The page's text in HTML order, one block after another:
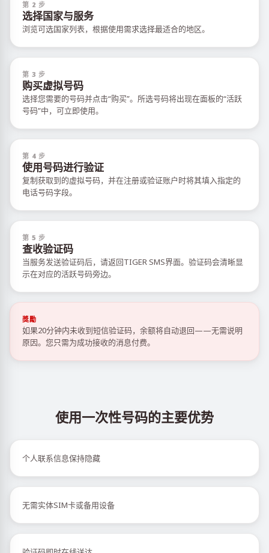
第 2 步
选择国家与服务
浏览可选国家列表，根据使用需求选择最适合的地区。
第 3 步
购买虚拟号码
选择您需要的号码并点击“购买”。所选号码将出现在面板的“活跃
号码”中，可立即使用。
第 4 步
使用号码进行验证
复制获取到的虚拟号码，并在注册或验证账户时将其填入指定的
电话号码字段。
第 5 步
查收验证码
当服务发送验证码后，请返回TIGER SMS界面。验证码会清晰显
示在对应的活跃号码旁边。
獎勵
如果20分钟内未收到短信验证码，余额将自动退回——无需说明
原因。您只需为成功接收的消息付费。
使用一次性号码的主要优势
个人联系信息保持隐藏
无需实体SIM卡或备用设备